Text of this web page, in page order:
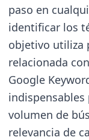
paso en
identificar los
objetivo utiliza
relacionada
Google
indispensables
volumen de
relevancia de